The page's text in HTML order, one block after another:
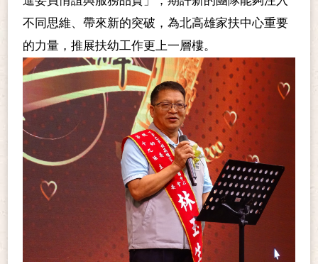
不同思維、帶來新的突破，為北高雄家扶中心重要
的力量，推展扶幼工作更上一層樓。